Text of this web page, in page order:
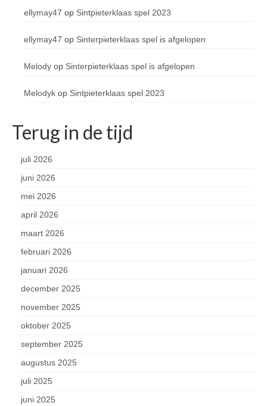
ellymay47 op Sintpieterklaas spel 2023
ellymay47 op Sinterpieterklaas spel is afgelopen
Melody op Sinterpieterklaas spel is afgelopen
Melodyk op Sintpieterklaas spel 2023
Terug in de tijd
juli 2026
juni 2026
mei 2026
april 2026
maart 2026
februari 2026
januari 2026
december 2025
november 2025
oktober 2025
september 2025
augustus 2025
juli 2025
juni 2025